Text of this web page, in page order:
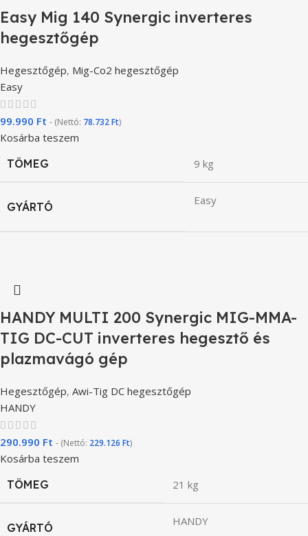
Easy Mig 140 Synergic inverteres
hegesztőgép
Hegesztőgép, Mig-Co2 hegesztőgép
Easy
99.990 Ft - (Nettó: 78.732Ft)
Kosárba teszem
TÖMEG
9 kg
GYÁRTÓ Easy
HANDY MULTI 200 Synergic MIG-MMA-
TIG DC-CUT inverteres hegesztő és
plazmavágó gép
Hegesztőgép, Awi-Tig DC hegesztőgép
HANDY
290.990 Ft - (Nettó: 229.126 Ft)
Kosárba teszem
TÖMEG
21 kg
GYÁRTÓ HANDY